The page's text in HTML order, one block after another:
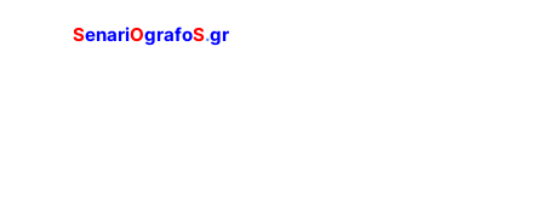
SenariOgrafoS.gr